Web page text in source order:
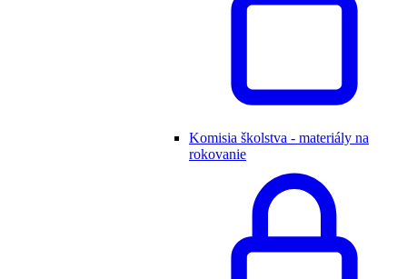
Komisia školstva - materiály na
rokovanie